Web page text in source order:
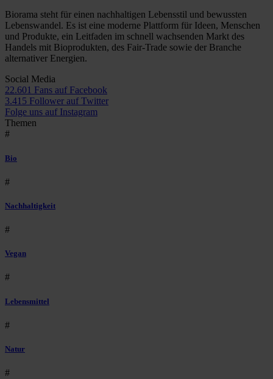
Biorama steht für einen nachhaltigen Lebensstil und bewussten
Lebenswandel. Es ist eine moderne Plattform für Ideen, Menschen
und Produkte, ein Leitfaden im schnell wachsenden Markt des
Handels mit Bioprodukten, des Fair-Trade sowie der Branche
alternativer Energien.
Social Media
22.601 Fans auf Facebook
3.415 Follower auf Twitter
Folge uns auf Instagram
Themen
#
Bio
#
Nachhaltigkeit
#
Vegan
#
Lebensmittel
#
Natur
#